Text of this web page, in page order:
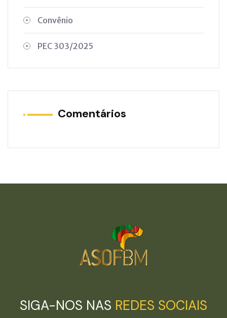
Convênio
PEC 303/2025
Comentários
SIGA-NOS NAS REDES SOCIAIS